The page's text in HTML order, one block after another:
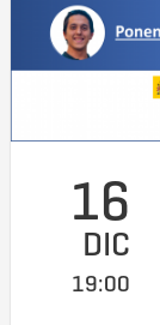
16
DIC
19:00